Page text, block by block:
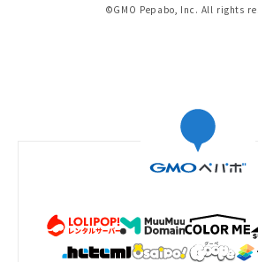
©GMO Pepabo, Inc. All rights